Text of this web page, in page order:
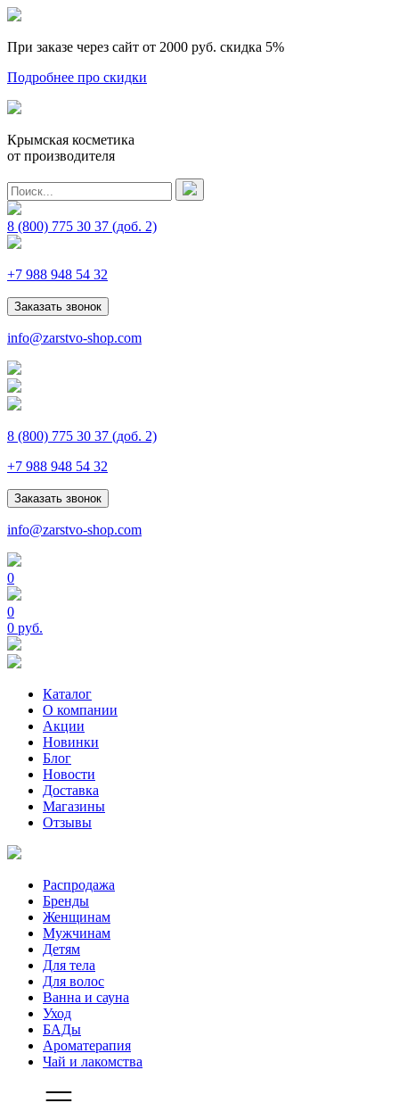
При заказе через сайт от 2000 руб. скидка 5%
Подробнее про скидки
Крымская косметика
от производителя
8 (800) 775 30 37 (доб. 2)
+7 988 948 54 32
Заказать звонок
info@zarstvo-shop.com
8 (800) 775 30 37 (доб. 2)
+7 988 948 54 32
Заказать звонок
info@zarstvo-shop.com
0
0
0 руб.
Каталог
О компании
Акции
Новинки
Блог
Новости
Доставка
Магазины
Отзывы
Распродажа
Бренды
Женщинам
Мужчинам
Детям
Для тела
Для волос
Ванна и сауна
Уход
БАДы
Ароматерапия
Чай и лакомства